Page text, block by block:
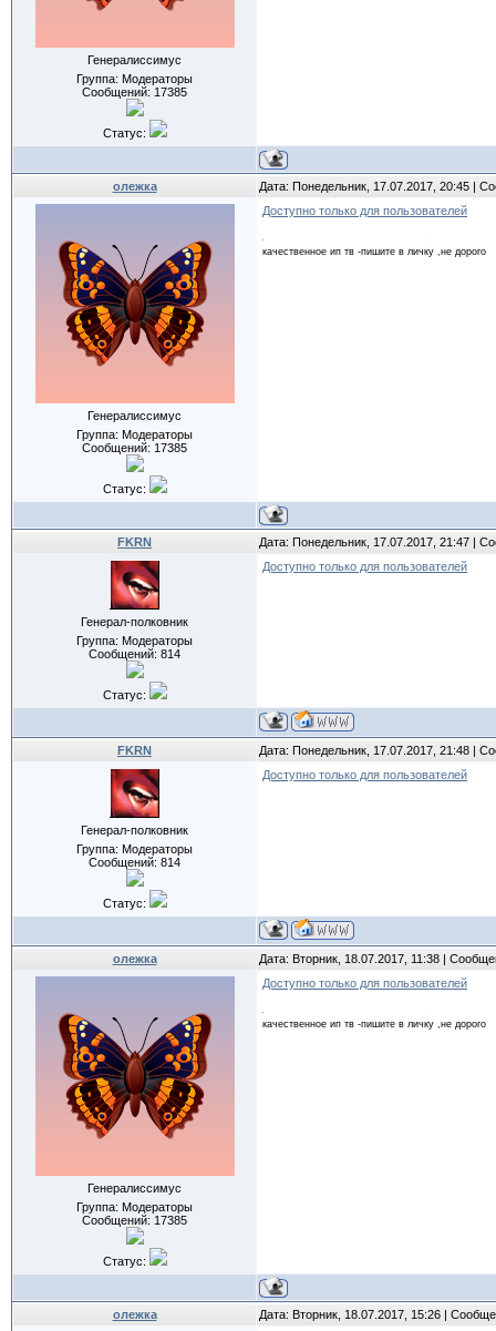
Генералиссимус
Группа: Модераторы
Сообщений: 17385
Статус:
олежка Дата: Понедельник, 17.07.2017, 20:45 |
Генералиссимус
Группа: Модераторы
Сообщений: 17385
Статус:
Доступно только для пользователей
качественное ип тв -пишите в личку ,не дорого
FKRN Дата: Понедельник, 17.07.2017, 21:47 |
Генерал-полковник
Группа: Модераторы
Сообщений: 814
Статус:
Доступно только для пользователей
FKRN Дата: Понедельник, 17.07.2017, 21:48 |
Генерал-полковник
Группа: Модераторы
Сообщений: 814
Статус:
Доступно только для пользователей
олежка Дата: Вторник, 18.07.2017, 11:38 |
Генералиссимус
Группа: Модераторы
Сообщений: 17385
Статус:
Доступно только для пользователей
качественное ип тв -пишите в личку ,не дорого
олежка Дата: Вторник, 18.07.2017, 15:26 |